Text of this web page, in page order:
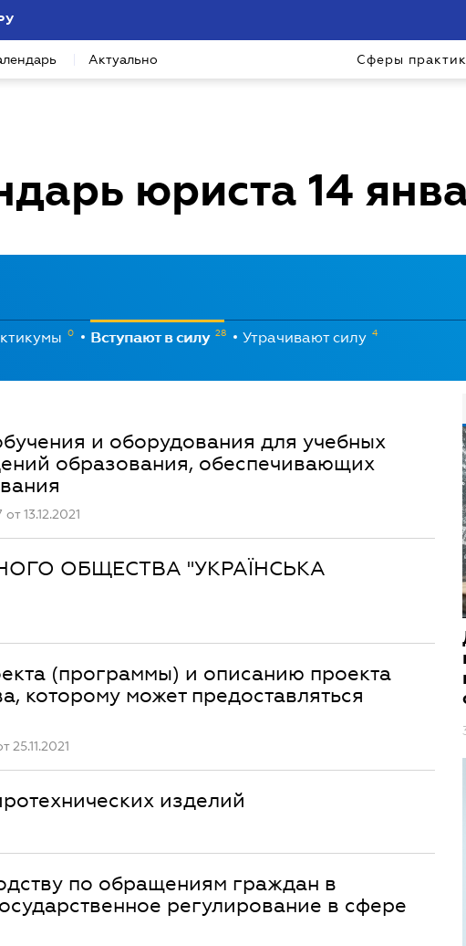
Актуально Сферы
юриста 14
0 Вступают в силу 28 Утрачивают силу 4
и оборудования для учебных
образования, обеспечивающих
13.12.2021
ОБЩЕСТВА "УКРАЇНСЬКА
(программы) и описанию проекта
которому может предоставляться
изделий
по обращениям граждан в
регулирование в сфере